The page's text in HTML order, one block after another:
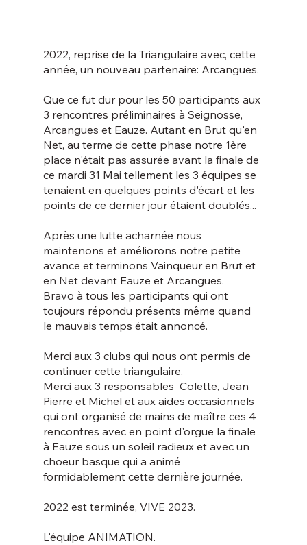
2022, reprise de la Triangulaire avec, cette
année, un nouveau partenaire: Arcangues.
Que ce fut dur pour les 50 participants aux
3 rencontres préliminaires à Seignosse,
Arcangues et Eauze. Autant en Brut qu'en
Net, au terme de cette phase notre 1ère
place n'était pas assurée avant la finale de
ce mardi 31 Mai tellement les 3 équipes se
tenaient en quelques points d'écart et les
points de ce dernier jour étaient doublés...
Après une lutte acharnée nous
maintenons et améliorons notre petite
avance et terminons Vainqueur en Brut et
en Net devant Eauze et Arcangues.
Bravo à tous les participants qui ont
toujours répondu présents même quand
le mauvais temps était annoncé.
Merci aux 3 clubs qui nous ont permis de
continuer cette triangulaire.
Merci aux 3 responsables  Colette, Jean
Pierre et Michel et aux aides occasionnels
qui ont organisé de mains de maître ces 4
rencontres avec en point d'orgue la finale
à Eauze sous un soleil radieux et avec un
choeur basque qui a animé
formidablement cette dernière journée.
2022 est terminée, VIVE 2023.
L'équipe ANIMATION.